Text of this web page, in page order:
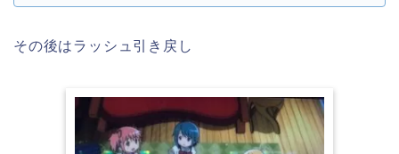
その後はラッシュ引き戻し